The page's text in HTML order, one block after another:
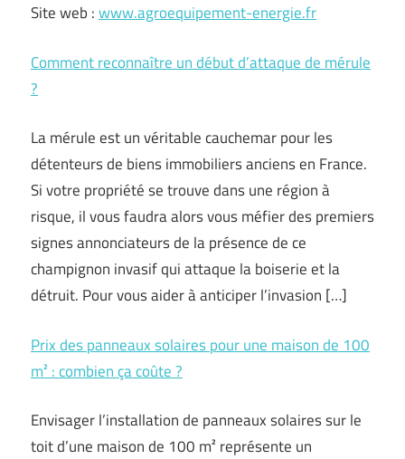
Site web :www.agroequipement-energie.fr
Comment reconnaître un début d’attaque de mérule
?
La mérule est un véritable cauchemar pour les
détenteurs de biens immobiliers anciens en France.
Si votre propriété se trouve dans une région à
risque, il vous faudra alors vous méfier des premiers
signes annonciateurs de la présence de ce
champignon invasif qui attaque la boiserie et la
détruit. Pour vous aider à anticiper l’invasion […]
Prix des panneaux solaires pour une maison de 100
m² : combien ça coûte ?
Envisager l’installation de panneaux solaires sur le
toit d’une maison de 100 m² représente un